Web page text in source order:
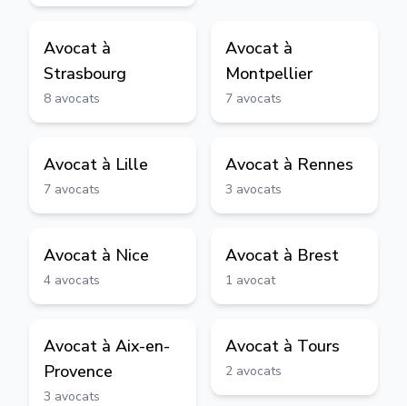
Avocat à
Strasbourg
8 avocats
Avocat à
Montpellier
7 avocats
Avocat à Lille
7 avocats
Avocat à Rennes
3 avocats
Avocat à Nice
4 avocats
Avocat à Brest
1 avocat
Avocat à Aix-en-
Provence
3 avocats
Avocat à Tours
2 avocats